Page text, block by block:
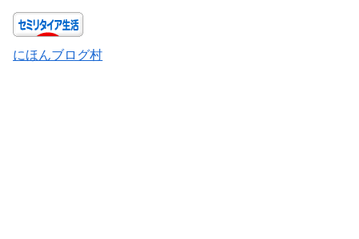
にほんブログ村